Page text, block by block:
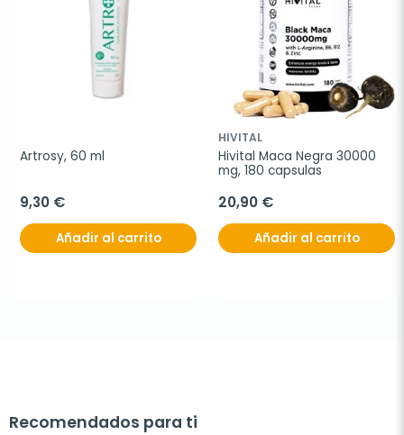
Artrosy, 60 ml
9,30 €
Añadir al carrito
HIVITAL
Hivital Maca Negra 30000
mg, 180 capsulas
20,90 €
Añadir al carrito
Recomendados para ti